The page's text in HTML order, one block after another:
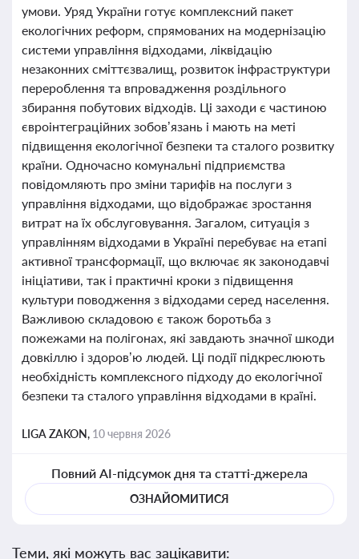
умови. Уряд України готує комплексний пакет
екологічних реформ, спрямованих на модернізацію
системи управління відходами, ліквідацію
незаконних сміттєзвалищ, розвиток інфраструктури
перероблення та впровадження роздільного
збирання побутових відходів. Ці заходи є частиною
євроінтеграційних зобов’язань і мають на меті
підвищення екологічної безпеки та сталого розвитку
країни. Одночасно комунальні підприємства
повідомляють про зміни тарифів на послуги з
управління відходами, що відображає зростання
витрат на їх обслуговування. Загалом, ситуація з
управлінням відходами в Україні перебуває на етапі
активної трансформації, що включає як законодавчі
ініціативи, так і практичні кроки з підвищення
культури поводження з відходами серед населення.
Важливою складовою є також боротьба з
пожежами на полігонах, які завдають значної шкоди
довкіллю і здоров’ю людей. Ці події підкреслюють
необхідність комплексного підходу до екологічної
безпеки та сталого управління відходами в країні.
LIGA ZAKON, 10 червня 2026
Повний AI-підсумок дня та статті-джерела
ОЗНАЙОМИТИСЯ
Теми, які можуть вас зацікавити: